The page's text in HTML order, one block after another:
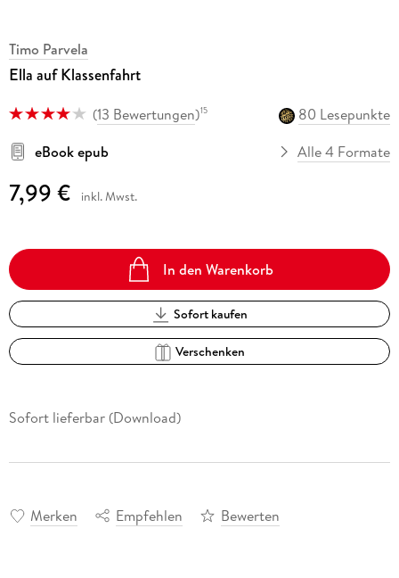
Timo Parvela
Ella auf Klassenfahrt
(13 Bewertungen)15
80 Lesepunkte
eBook epub
Alle 4 Formate
7,99 € inkl. Mwst.
In den Warenkorb
Sofort kaufen
Verschenken
Sofort lieferbar (Download)
Merken Empfehlen Bewerten